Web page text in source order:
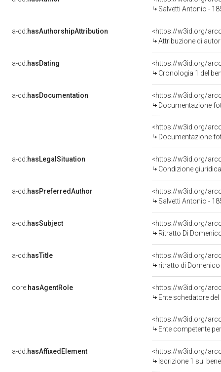
Salvetti Antonio -
a-cd:hasAuthorshipAttribution
<https://w3id.org/
Attribuzione di
a-cd:hasDating
<https://w3id.org/
Cronologia 1 del
a-cd:hasDocumentation
Documentazione
Documentazione
a-cd:hasLegalSituation
Condizione
a-cd:hasPreferredAuthor
<https://w3id.org/
Salvetti Antonio -
a-cd:hasSubject
<https://w3id.org/
Ritratto Di
a-cd:hasTitle
<https://w3id.org/
ritratto di
core:hasAgentRole
<https://w3id.org/
Ente schedatore del bene
<https://w3id.org/
Ente competente
a-dd:hasAffixedElement
<https://w3id.org/
Iscrizione 1 sul